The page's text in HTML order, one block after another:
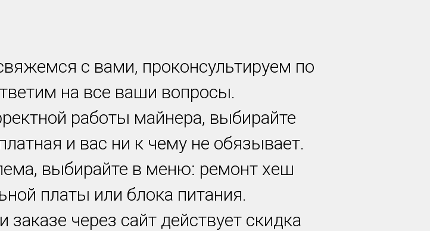
с вами, проконсультируем по
на все ваши вопросы.
работы майнера, выбирайте
и вас ни к чему не обязывает.
выбирайте в меню: ремонт хеш
платы или блока питания.
через сайт действует скидка